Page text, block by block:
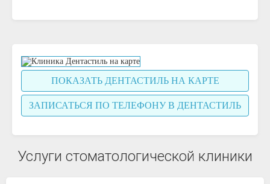
ПОКАЗАТЬ ДЕНТАСТИЛЬ НА КАРТЕ
ЗАПИСАТЬСЯ ПО ТЕЛЕФОНУ В ДЕНТАСТИЛЬ
Услуги стоматологической клиники